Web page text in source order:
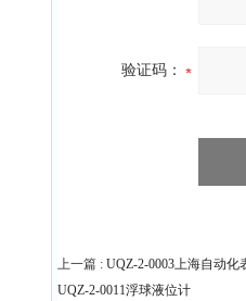
验证码：
上一篇 : UQZ-2-0003上海自动化
UQZ-2-0011浮球液位计